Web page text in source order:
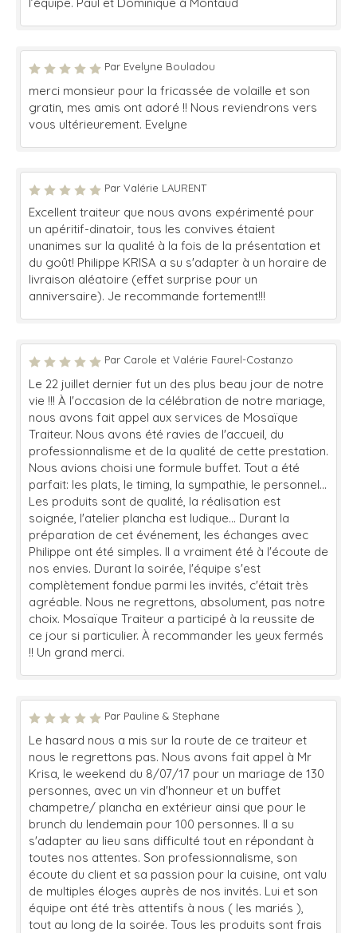
Par Evelyne Bouladou
merci monsieur pour la fricassée de volaille et son
gratin, mes amis ont adoré !! Nous reviendrons vers
vous ultérieurement. Evelyne
Par Valérie LAURENT
Excellent traiteur que nous avons expérimenté pour
un apéritif-dinatoir, tous les convives étaient
unanimes sur la qualité à la fois de la présentation et
du goût! Philippe KRISA a su s'adapter à un horaire de
livraison aléatoire (effet surprise pour un
anniversaire). Je recommande fortement!!!
Par Carole et Valérie Faurel-Costanzo
Le 22 juillet dernier fut un des plus beau jour de notre
vie !!! À l'occasion de la célébration de notre mariage,
nous avons fait appel aux services de Mosaïque
Traiteur. Nous avons été ravies de l'accueil, du
professionnalisme et de la qualité de cette prestation.
Nous avions choisi une formule buffet. Tout a été
parfait: les plats, le timing, la sympathie, le personnel...
Les produits sont de qualité, la réalisation est
soignée, l'atelier plancha est ludique... Durant la
préparation de cet événement, les échanges avec
Philippe ont été simples. Il a vraiment été à l'écoute de
nos envies. Durant la soirée, l'équipe s'est
complètement fondue parmi les invités, c'était très
agréable. Nous ne regrettons, absolument, pas notre
choix. Mosaïque Traiteur a participé à la reussite de
ce jour si particulier. À recommander les yeux fermés
!! Un grand merci.
Par Pauline & Stephane
Le hasard nous a mis sur la route de ce traiteur et
nous le regrettons pas. Nous avons fait appel à Mr
Krisa, le weekend du 8/07/17 pour un mariage de 130
personnes, avec un vin d'honneur et un buffet
champetre/ plancha en extérieur ainsi que pour le
brunch du lendemain pour 100 personnes. Il a su
s'adapter au lieu sans difficulté tout en répondant à
toutes nos attentes. Son professionnalisme, son
écoute du client et sa passion pour la cuisine, ont valu
de multiples éloges auprès de nos invités. Lui et son
équipe ont été très attentifs à nous ( les mariés ),
tout au long de la soirée. Tous les produits sont frais